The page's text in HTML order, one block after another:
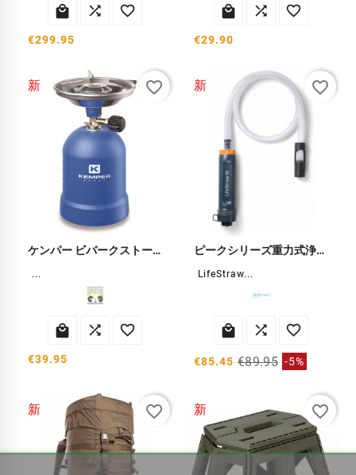
  
€299.95
  
€29.90
新
ケンパー ビバークストーブ
...
  
€39.95
favorite_border 新
ピークシリーズ重力式浄水器
LifeStraw...
  
€85.45 €89.95 -5%
favorite_border
新 favorite_border 新 favorite_border